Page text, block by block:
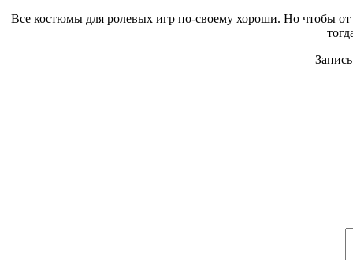
Все костюмы для ролевых игр по-своему хороши. Но чтобы